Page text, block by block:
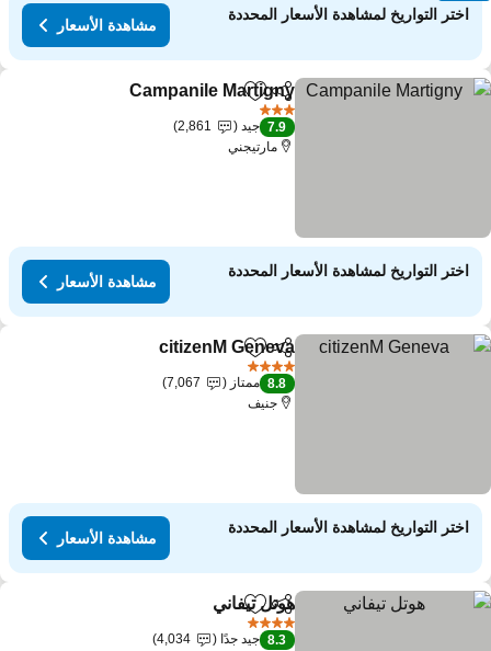
اختر التواريخ لمشاهدة الأسعار المحددة
مشاهدة الأسعار
مشاركةAdd to favorites
Campanile Martigny
7.9 جيد
2,861
مارتيجني
اختر التواريخ لمشاهدة الأسعار المحددة
مشاهدة الأسعار
مشاركةAdd to favorites
citizenM Geneva
8.8 ممتاز
7,067
جنيف
اختر التواريخ لمشاهدة الأسعار المحددة
مشاهدة الأسعار
مشاركةAdd to favorites
هوتل تيفاني
8.3 جيد جدًا
4,034